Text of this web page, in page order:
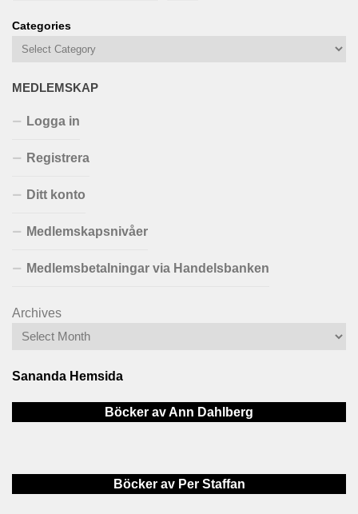
Categories
MEDLEMSKAP
Logga in
Registrera
Ditt konto
Medlemskapsnivåer
Medlemsbetalningar via Handelsbanken
Archives
Sananda Hemsida
Böcker av Ann Dahlberg
Böcker av Per Staffan